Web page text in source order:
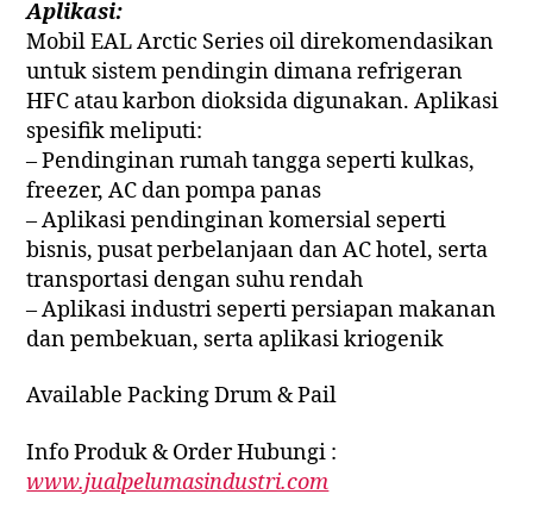
Aplikasi:
Mobil EAL Arctic Series oil direkomendasikan
untuk sistem pendingin dimana refrigeran
HFC atau karbon dioksida digunakan. Aplikasi
spesifik meliputi:
– Pendinginan rumah tangga seperti kulkas,
freezer, AC dan pompa panas
– Aplikasi pendinginan komersial seperti
bisnis, pusat perbelanjaan dan AC hotel, serta
transportasi dengan suhu rendah
– Aplikasi industri seperti persiapan makanan
dan pembekuan, serta aplikasi kriogenik
Available Packing Drum & Pail
Info Produk & Order Hubungi :
www.jualpelumasindustri.com